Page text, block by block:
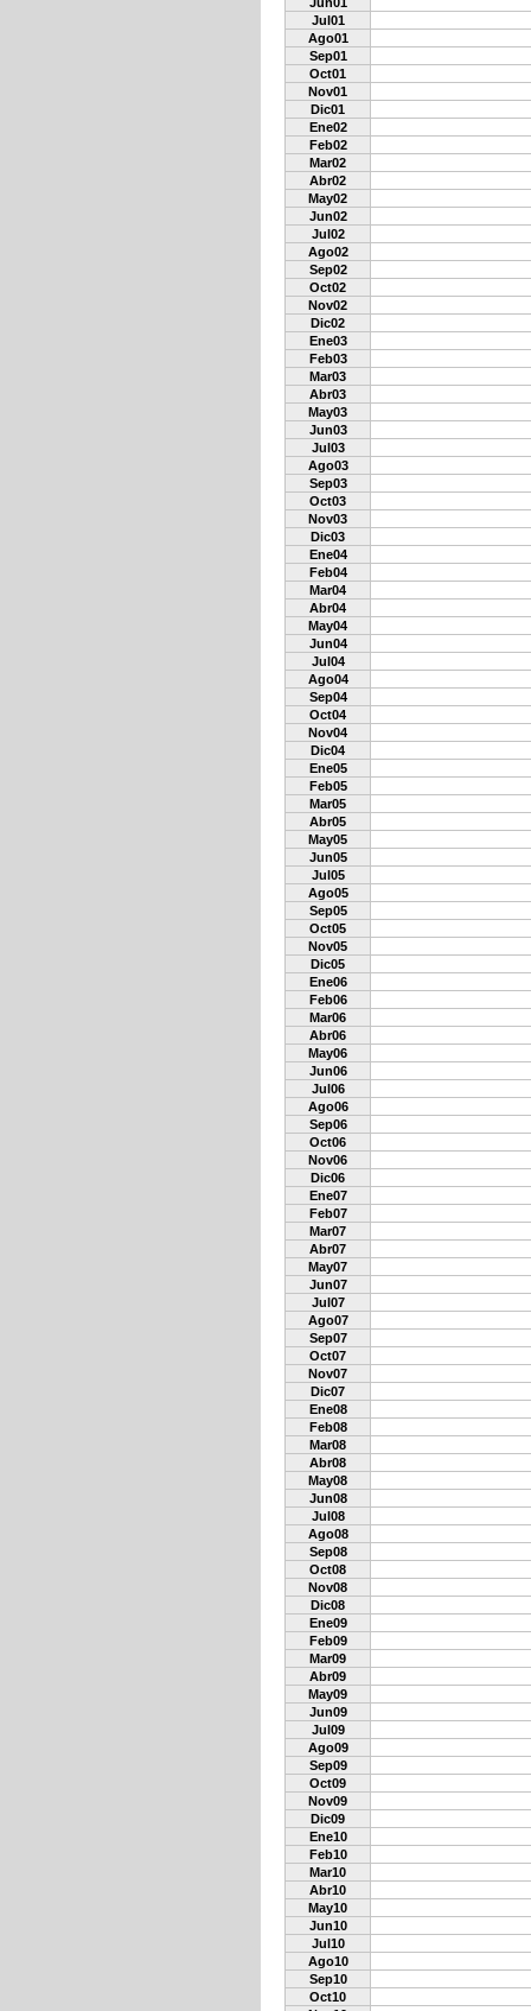
Jul01
Ago01
Sep01
Oct01
Nov01
Dic01
Ene02
Feb02
Mar02
Abr02
May02
Jun02
Jul02
Ago02
Sep02
Oct02
Nov02
Dic02
Ene03
Feb03
Mar03
Abr03
May03
Jun03
Jul03
Ago03
Sep03
Oct03
Nov03
Dic03
Ene04
Feb04
Mar04
Abr04
May04
Jun04
Jul04
Ago04
Sep04
Oct04
Nov04
Dic04
Ene05
Feb05
Mar05
Abr05
May05
Jun05
Jul05
Ago05
Sep05
Oct05
Nov05
Dic05
Ene06
Feb06
Mar06
Abr06
May06
Jun06
Jul06
Ago06
Sep06
Oct06
Nov06
Dic06
Ene07
Feb07
Mar07
Abr07
May07
Jun07
Jul07
Ago07
Sep07
Oct07
Nov07
Dic07
Ene08
Feb08
Mar08
Abr08
May08
Jun08
Jul08
Ago08
Sep08
Oct08
Nov08
Dic08
Ene09
Feb09
Mar09
Abr09
May09
Jun09
Jul09
Ago09
Sep09
Oct09
Nov09
Dic09
Ene10
Feb10
Mar10
Abr10
May10
Jun10
Jul10
Ago10
Sep10
Oct10